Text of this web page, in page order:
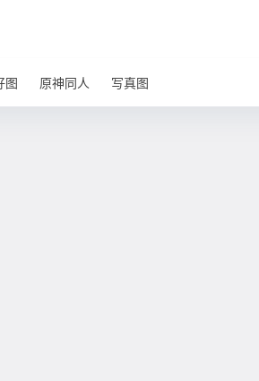
图 原神同人 写真图